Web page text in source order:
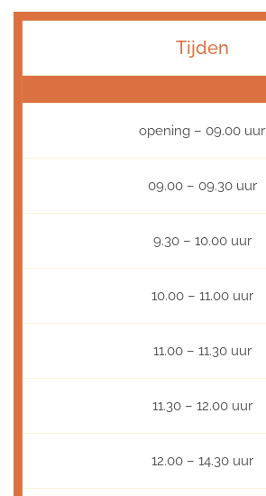
Tijden
opening – 09.00 uur
09.00 – 09.30 uur
9.30 – 10.00 uur
10.00 – 11.00 uur
11.00 – 11.30 uur
11.30 – 12.00 uur
12.00 – 14.30 uur